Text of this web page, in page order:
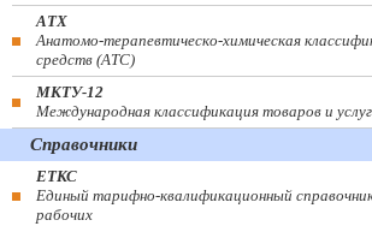
АТХ
Анатомо-терапевтическо-химическая
средств (ATC)
МКТУ-12
Международная классификация товаров и
Справочники
ЕТКС
Единый тарифно-квалификационный
рабочих